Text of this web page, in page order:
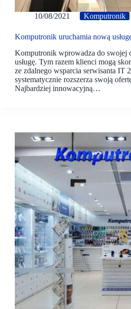
10/08/2021 Komputronik
Komputronik uruchamia nową
Komputronik wprowadza do swojej
usługę. Tym razem klienci mogą
ze zdalnego wsparcia serwisanta IT
systematycznie rozszerza swoją
Najbardziej innowacyjną…